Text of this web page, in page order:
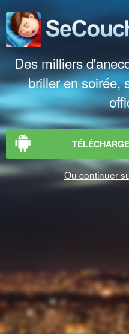
Des milliers
briller en soirée,
Ou continuer